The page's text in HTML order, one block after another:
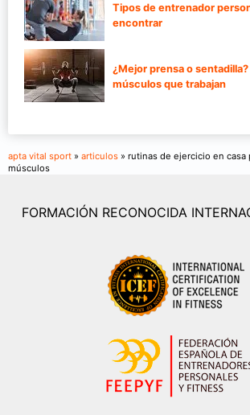
Tipos de entrenador
encontrar
¿Mejor prensa o
músculos que trabajan
apta vital sport » articulos » rutinas de ejercicio en casa
músculos
FORMACIÓN RECONOCIDA